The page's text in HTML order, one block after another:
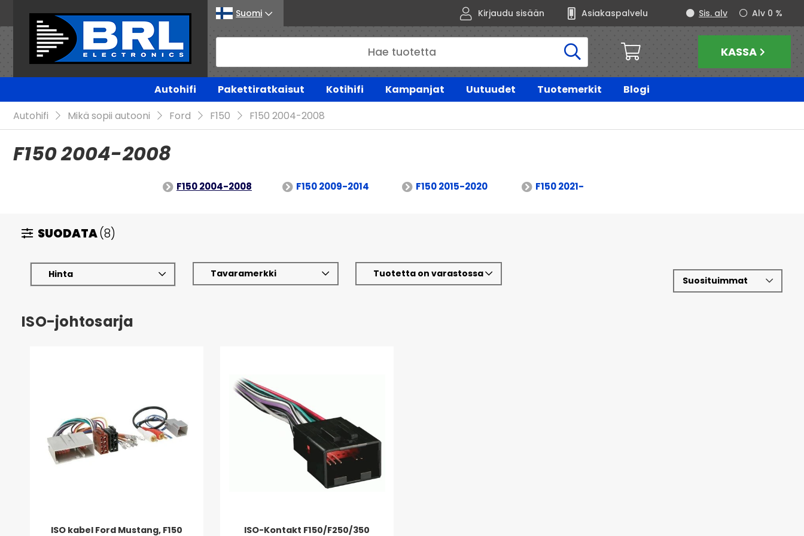
Suomi Kirjaudu sisään Asiakaspalvelu Alv 0 %
Sis. alv
KASSA
Autohifi Pakettiratkaisut Kotihifi Kampanjat Uutuudet Tuotemerkit
Blogi
Autohifi
Mikä sopii autooni Ford F150 F150 2004-2008
F150 2004-2008
F150 2004-2008 F150 2009-2014 F150 2015-2020 F150 2021-
SUODATA(8)
Hinta Tavaramerkki Tuotetta on varastossa
ISO-johtosarja
ISO kabel Ford Mustang, F150 ISO-Kontakt F150/F250/350